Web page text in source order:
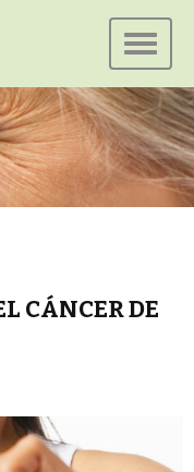
Ir
al
CÁNCER DE